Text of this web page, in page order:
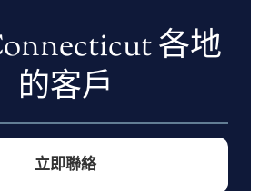
各地
的客戶
立即聯絡